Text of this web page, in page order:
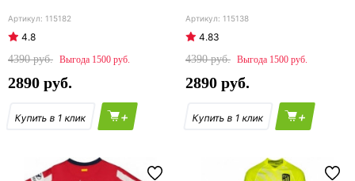
115182
4.8
4390
1500
2890
+
115138
4.83
4390
1500
2890
+